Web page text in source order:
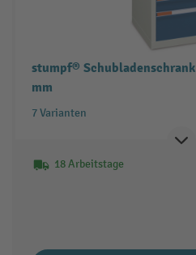
stumpf® Schubladenschrank Premium, Höhe 900
mm
7 Varianten
18 Arbeitstage